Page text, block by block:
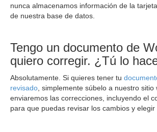
nunca almacenamos información de la
de nuestra base de datos.
Tengo un documento de
quiero corregir. ¿Tú lo
Absolutamente. Si quieres tener tu
revisado , simplemente súbelo a nuestro sitio
enviaremos las correcciones, incluyendo el
para que puedas revisar los cambios y elegir